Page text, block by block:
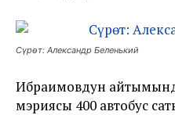
Сүрөт: Александр Беленький
Ибраимовдун
мэриясы 400 автобус